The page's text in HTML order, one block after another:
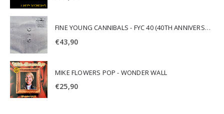
FINE YOUNG CANNIBALS - FYC 40 (40TH ANNIVERSARY)
€43,90
MIKE FLOWERS POP - WONDER WALL
€25,90